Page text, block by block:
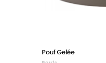
Pouf Gelée